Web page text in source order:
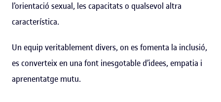
l’orientació sexual, les capacitats o qualsevol altra
característica.
Un equip veritablement divers, on es fomenta la inclusió,
es converteix en una font inesgotable d’idees, empatia i
aprenentatge mutu.